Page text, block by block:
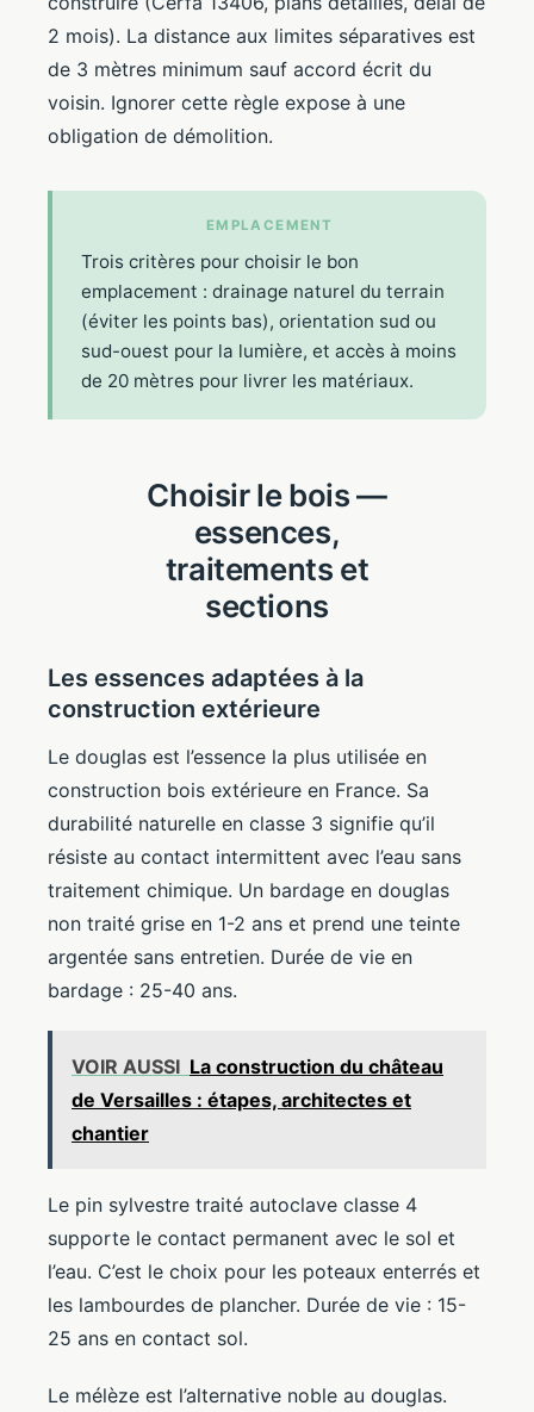
2 mois). La distance aux limites séparatives est
de 3 mètres minimum sauf accord écrit du
voisin. Ignorer cette règle expose à une
obligation de démolition.
EMPLACEMENT
Trois critères pour choisir le bon
emplacement : drainage naturel du terrain
(éviter les points bas), orientation sud ou
sud-ouest pour la lumière, et accès à moins
de 20 mètres pour livrer les matériaux.
Choisir le bois —
essences,
traitements et
sections
Les essences adaptées à la
construction extérieure
Le douglas est l’essence la plus utilisée en
construction bois extérieure en France. Sa
durabilité naturelle en classe 3 signifie qu’il
résiste au contact intermittent avec l’eau sans
traitement chimique. Un bardage en douglas
non traité grise en 1-2 ans et prend une teinte
argentée sans entretien. Durée de vie en
bardage : 25-40 ans.
VOIR AUSSI La construction du château
de Versailles : étapes, architectes et
chantier
Le pin sylvestre traité autoclave classe 4
supporte le contact permanent avec le sol et
l’eau. C’est le choix pour les poteaux enterrés et
les lambourdes de plancher. Durée de vie : 15-
25 ans en contact sol.
Le mélèze est l’alternative noble au douglas.